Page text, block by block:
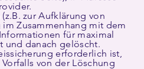
zur Aufklärung von
Zusammenhang mit dem
für maximal
und danach gelöscht.
erforderlich ist,
von der Löschung